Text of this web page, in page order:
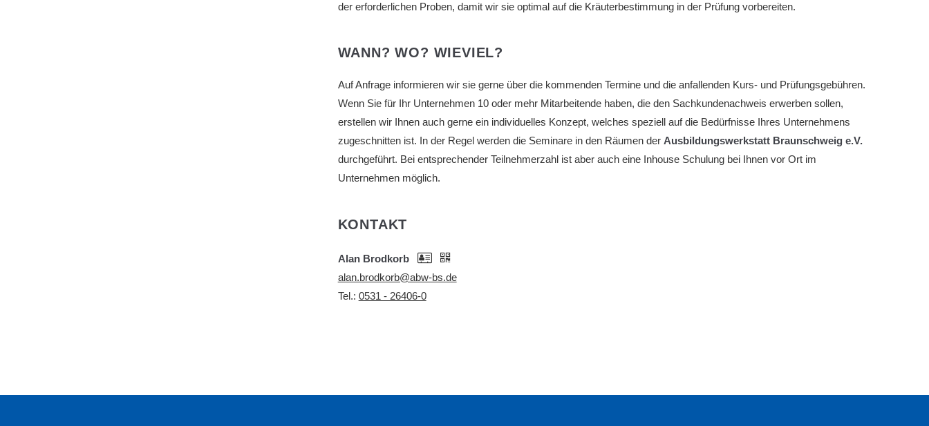
der erforderlichen Proben, damit wir sie optimal auf die Kräuterbestimmung in der Prüfung vorbereiten.
WANN? WO? WIEVIEL?
Auf Anfrage informieren wir sie gerne über die kommenden Termine und die anfallenden Kurs- und Prüfungsgebühren.
Wenn Sie für Ihr Unternehmen 10 oder mehr Mitarbeitende haben, die den Sachkundenachweis erwerben sollen,
erstellen wir Ihnen auch gerne ein individuelles Konzept, welches speziell auf die Bedürfnisse Ihres Unternehmens
zugeschnitten ist. In der Regel werden die Seminare in den Räumen der Ausbildungswerkstatt Braunschweig e.V.
durchgeführt. Bei entsprechender Teilnehmerzahl ist aber auch eine Inhouse Schulung bei Ihnen vor Ort im
Unternehmen möglich.
KONTAKT
Alan Brodkorb
alan.brodkorb@abw-bs.de
Tel.: 0531 - 26406-0